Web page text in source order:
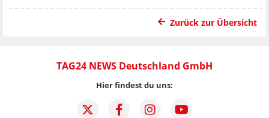
Zurück zur Übersicht
TAG24 NEWS Deutschland GmbH
Hier findest du uns: